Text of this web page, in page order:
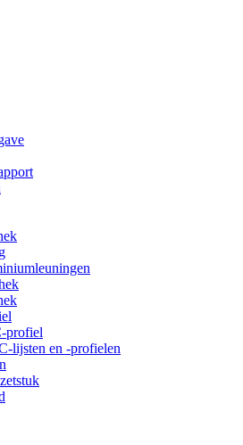
profiel
lijsten en -profielen